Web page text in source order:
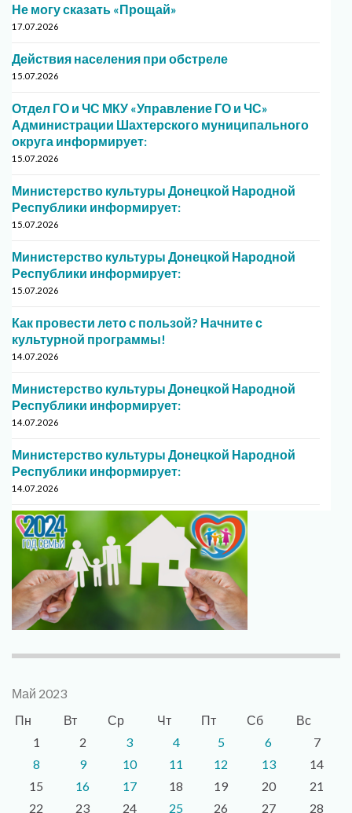
Не могу сказать «Прощай»
17.07.2026
Действия населения при обстреле
15.07.2026
Отдел ГО и ЧС МКУ «Управление ГО и ЧС»
Администрации Шахтерского муниципального
округа информирует:
15.07.2026
Министерство культуры Донецкой Народной
Республики информирует:
15.07.2026
Министерство культуры Донецкой Народной
Республики информирует:
15.07.2026
Как провести лето с пользой? Начните с
культурной программы!
14.07.2026
Министерство культуры Донецкой Народной
Республики информирует:
14.07.2026
Министерство культуры Донецкой Народной
Республики информирует:
14.07.2026
Май 2023
Пн
Вт Ср Чт Пт Сб
Вс
1
2 3 4 5 6
7
8
9 10 11 12 13
14
15
16 17 18 19 20
21
22
23 24 25 26 27 28